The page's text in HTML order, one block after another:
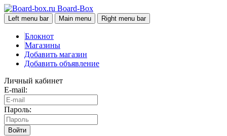
Board-Box
Left menu bar Main menu Right menu bar
Блокнот
Магазины
Добавить магазин
Добавить объявление
Личный кабинет
E-mail:
Пароль:
Войти